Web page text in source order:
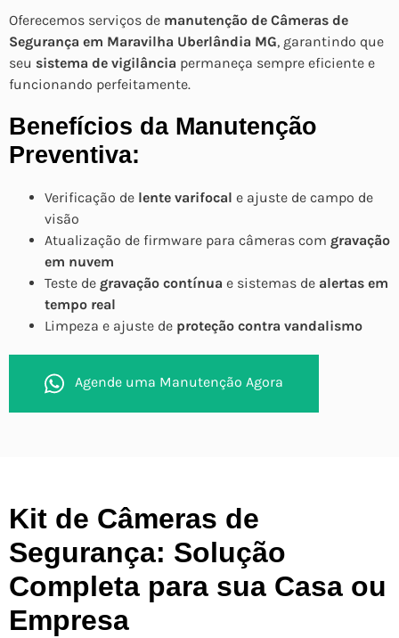
Oferecemos serviços de manutenção de Câmeras de
Segurança em Maravilha Uberlândia MG, garantindo que
seu sistema de vigilância permaneça sempre eficiente e
funcionando perfeitamente.
Benefícios da Manutenção
Preventiva:
Verificação de lente varifocal e ajuste de campo de
visão
Atualização de firmware para câmeras com gravação
em nuvem
Teste de gravação contínua e sistemas de alertas em
tempo real
Limpeza e ajuste de proteção contra vandalismo
Agende uma Manutenção Agora
Kit de Câmeras de
Segurança: Solução
Completa para sua Casa ou
Empresa